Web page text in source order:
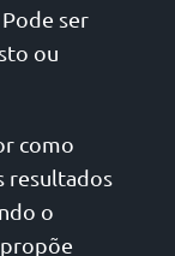
ser
ou
como
resultados
o